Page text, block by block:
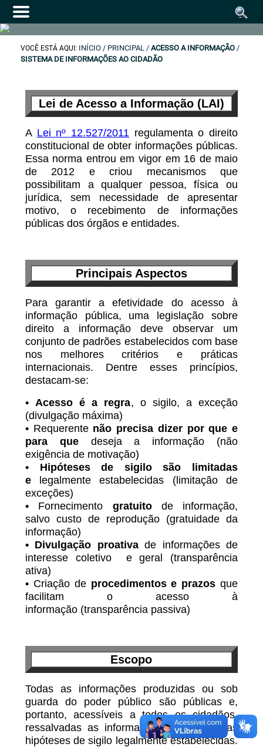
VOCÊ ESTÁ AQUI: INÍCIO / PRINCIPAL / ACESSO A INFORMAÇÃO /
SISTEMA DE INFORMAÇÕES AO CIDADÃO
Lei de Acesso a Informação (LAI)
A Lei nº 12.527/2011 regulamenta o direito
constitucional de obter informações públicas.
Essa norma entrou em vigor em 16 de maio
de 2012 e criou mecanismos que
possibilitam a qualquer pessoa, física ou
jurídica, sem necessidade de apresentar
motivo, o recebimento de informações
públicas dos órgãos e entidades.
Principais Aspectos
Para garantir a efetividade do acesso à
informação pública, uma legislação sobre
direito a informação deve observar um
conjunto de padrões estabelecidos com base
nos melhores critérios e práticas
internacionais. Dentre esses princípios,
destacam-se:
•Acesso é a regra, o sigilo, a exceção
(divulgação máxima)
•Requerente não precisa dizer por que e
para quedeseja a informação (não
exigência de motivação)
•
Hipóteses de sigilo são limitadas
e
legalmente estabelecidas (limitação de
exceções)
•Fornecimento gratuitode informação,
salvo custo de reprodução (gratuidade da
informação)
• Divulgação proativade informações de
interesse coletivo e geral (transparência
ativa)
•Criação de procedimentos e prazos que
facilitam o acesso à
informação (transparência passiva)
Escopo
Todas as informações produzidas ou sob
guarda do poder público são públicas e,
portanto, acessíveis a todos os cidadãos,
ressalvadas as informações pessoais e as
hipóteses de sigilo legalmente estabelecidas.